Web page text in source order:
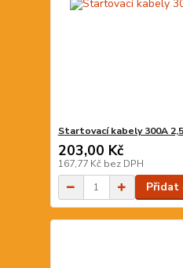
Startovací kabely 300A
203,00 Kč
167,77 Kč bez DPH
Přidat